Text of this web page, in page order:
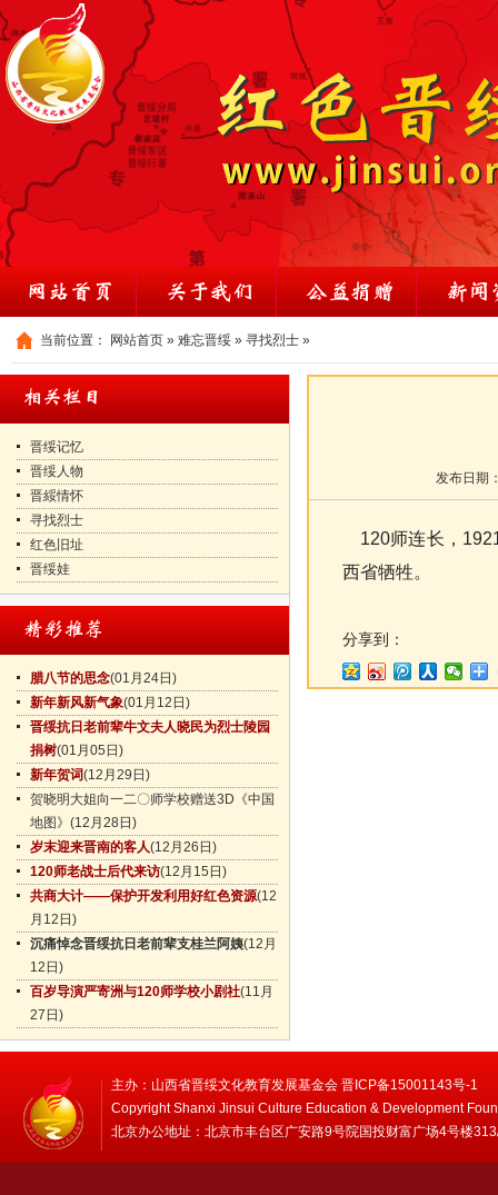
当前位置： 网站首页 » 难忘晋绥 » 寻找烈士 »
晋绥记忆
晋绥人物
晋綏情怀
寻找烈士
红色旧址
晋绥娃
腊八节的思念(01月24日)
新年新风新气象(01月12日)
晋绥抗日老前辈牛文夫人晓民为烈士陵园
捐树(01月05日)
新年贺词(12月29日)
贺晓明大姐向一二〇师学校赠送3D《中国
地图》 (12月28日)
岁末迎来晋南的客人(12月26日)
120师老战士后代来访(12月15日)
共商大计——保护开发利用好红色资源(12
月12日)
沉痛悼念晋绥抗日老前辈支桂兰阿姨(12月
12日)
百岁导演严寄洲与120师学校小剧社(11月
27日)
发布日期
120师连长，
西省牺牲。
分享到：
主办：山西省晋绥文化教育发展基金会 晋ICP备15001143号-1
Copyright Shanxi Jinsui Culture Education & Development
北京办公地址：北京市丰台区广安路9号院国投财富广场4号楼